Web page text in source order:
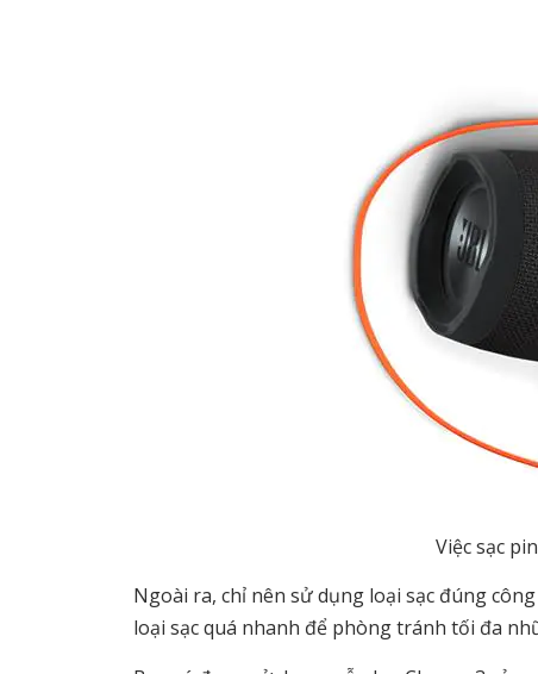
Việc sạc
Ngoài ra, chỉ nên sử dụng loại sạc đúng
loại sạc quá nhanh để phòng tránh tối đa